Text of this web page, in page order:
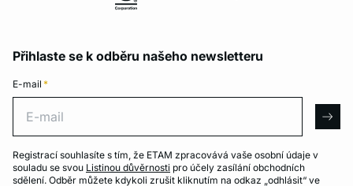
Přihlaste se k odběru našeho newsletteru
E-mail *
Registrací souhlasíte s tím, že ETAM zpracovává vaše osobní údaje v
souladu se svou Listinou důvěrnosti pro účely zasílání obchodních
sdělení. Odběr můžete kdykoli zrušit kliknutím na odkaz „odhlásit“ ve